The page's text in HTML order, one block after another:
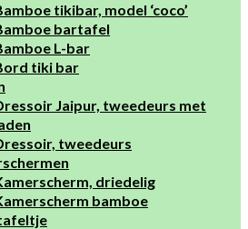
tikibar, model ‘coco’
bartafel
L-bar
tiki bar
Jaipur, tweedeurs met
tweedeurs
driedelig
bamboe